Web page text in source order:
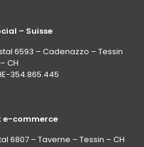
– Suisse
6593 – Cadenazzo – Tessin
– CH
354.865.445
e-commerce
6807 – Taverne – Tessin – CH